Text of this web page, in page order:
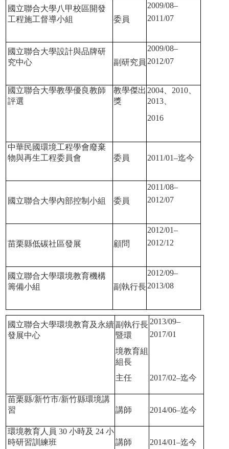
國立聯合大學八甲校區開發
工程施工督導小組
委員
2009/08–
2011/07
國立聯合大學設計與品牌研
究中心
副研究員
2009/08–
2012/07
國立聯合大學教學優良教師
評選
教學傑出
獎
2004 2010
2013
2016
中華民國環境工程學會廢棄
物與再生工程委員會
委員 2011/01–迄今
國立聯合大學內部控制小組 委員
2011/08–
2012/07
苗栗縣低碳社區發展 顧問
2012/01–
2012/12
國立聯合大學環境教育機構
籌備小組
副執行長
2012/09–
2013/08
國立聯合大學環境教育及永續
發展中心
副執行長
暨環
2013/09–
2017/01
境教育組
組長
主任
2017/02–迄今
苗栗縣/新竹市/新竹縣環境講
習
講師 2014/06–迄今
環境教育人員 30 小時及 24 小
時研習訓練班
講師 2014/01–迄今